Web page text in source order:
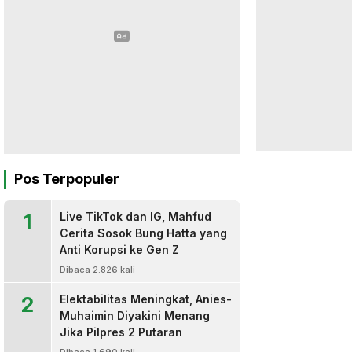
Pos Terpopuler
1
Live TikTok dan IG, Mahfud
Cerita Sosok Bung Hatta yang
Anti Korupsi ke Gen Z
Dibaca 2.826 kali
2
Elektabilitas Meningkat, Anies-
Muhaimin Diyakini Menang
Jika Pilpres 2 Putaran